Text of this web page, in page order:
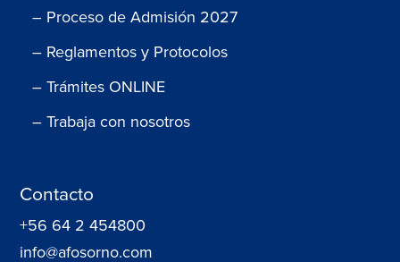
– Proceso de Admisión 2027
– Reglamentos y Protocolos
– Trámites ONLINE
– Trabaja con nosotros
Contacto
+56 64 2 454800
info@afosorno.com